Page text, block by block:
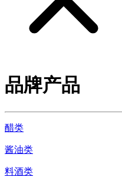
品牌产品
醋类
酱油类
料酒类